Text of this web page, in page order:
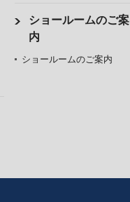
ショールームのご案
内
ショールームのご案内